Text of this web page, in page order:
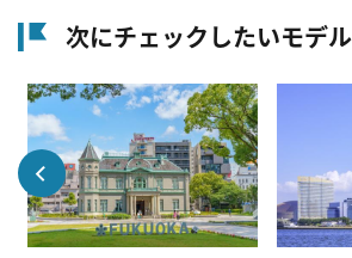
次にチェックしたいモデ